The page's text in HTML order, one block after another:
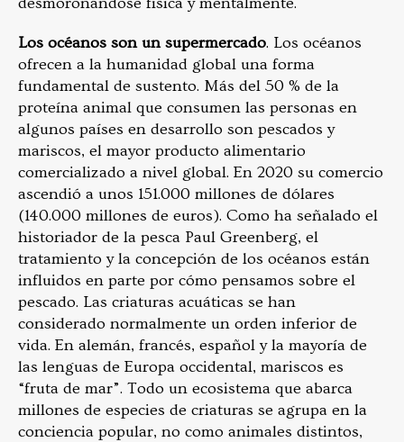
Los océanos son un supermercado. Los océanos
ofrecen a la humanidad global una forma
fundamental de sustento. Más del 50 % de la
proteína animal que consumen las personas en
algunos países en desarrollo son pescados y
mariscos, el mayor producto alimentario
comercializado a nivel global. En 2020 su comercio
ascendió a unos 151.000 millones de dólares
(140.000 millones de euros). Como ha señalado el
historiador de la pesca Paul Greenberg, el
tratamiento y la concepción de los océanos están
influidos en parte por cómo pensamos sobre el
pescado. Las criaturas acuáticas se han
considerado normalmente un orden inferior de
vida. En alemán, francés, español y la mayoría de
las lenguas de Europa occidental, mariscos es
“fruta de mar”. Todo un ecosistema que abarca
millones de especies de criaturas se agrupa en la
conciencia popular, no como animales distintos,